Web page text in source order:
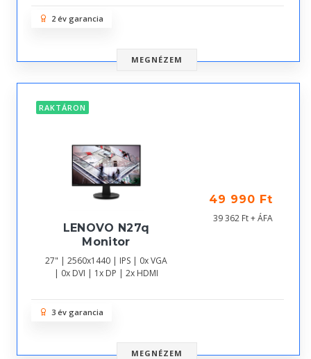
2 év garancia
MEGNÉZEM
RAKTÁRON
LENOVO N27q
Monitor
27" | 2560x1440 | IPS | 0x VGA
| 0x DVI | 1x DP | 2x HDMI
49 990 Ft
39 362 Ft + ÁFA
3 év garancia
MEGNÉZEM